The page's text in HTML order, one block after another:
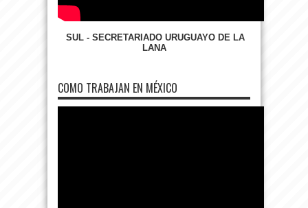
SUL - SECRETARIADO URUGUAYO DE LA
LANA
COMO TRABAJAN EN MÉXICO